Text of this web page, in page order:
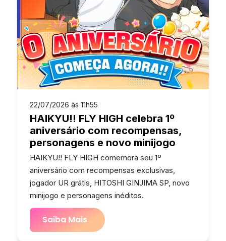
22/07/2026 às 11h55
HAIKYU!! FLY HIGH celebra 1º
aniversário com recompensas,
personagens e novo minijogo
HAIKYU!! FLY HIGH comemora seu 1º
aniversário com recompensas exclusivas,
jogador UR grátis, HITOSHI GINJIMA SP, novo
minijogo e personagens inéditos.
Saiba Mais